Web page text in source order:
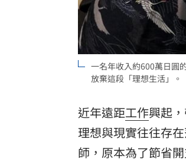
台彩父親節推新刮刮
商場戰國來臨 台中「
「拍片人的多重宇宙」
8國球員齊聚高雄
理想混蛋號召粉絲跨海
一名年收入約600萬日圓
放棄這段「理想生活」。
近年遠距工作興起
理想與現實往往存在
師 ，原本為了節省